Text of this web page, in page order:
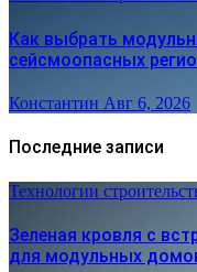
Как выбрать
сейсмоопасных
Константин Авг 6, 2026
Последние записи
Технологии
Зеленая кровля с
для модульных